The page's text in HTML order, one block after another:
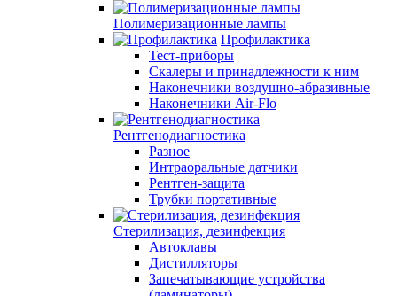
Полимеризационные лампы
Профилактика
Тест-приборы
Скалеры и принадлежности к ним
Наконечники воздушно-абразивные
Наконечники Air-Flo
Рентгенодиагностика
Разное
Интраоральные датчики
Рентген-защита
Трубки портативные
Стерилизация, дезинфекция
Автоклавы
Дистилляторы
Запечатывающие устройства